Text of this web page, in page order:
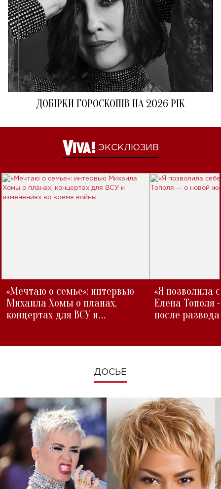
ДОБІРКИ ГОРОСКОПІВ НА 2026 РІК
ЭКСКЛЮЗИВ
«Мечтаю о семье»: интервью
Михаила Хомы о планах,
концертах для ВСУ и
«Я позволила
Елена Тополя
после развода
ДОСЬЕ